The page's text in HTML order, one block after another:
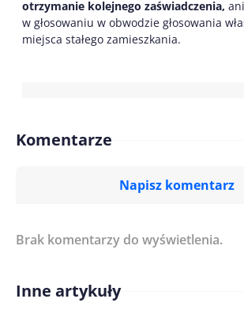
otrzymanie kolejnego zaświadczenia,
w głosowaniu w obwodzie głosowania
miejsca stałego zamieszkania.
Komentarze
Napisz komentarz
Treść komentarza*
Imię/ Nick*
Brak komentarzy do wyświetlenia.
Inne artykuły